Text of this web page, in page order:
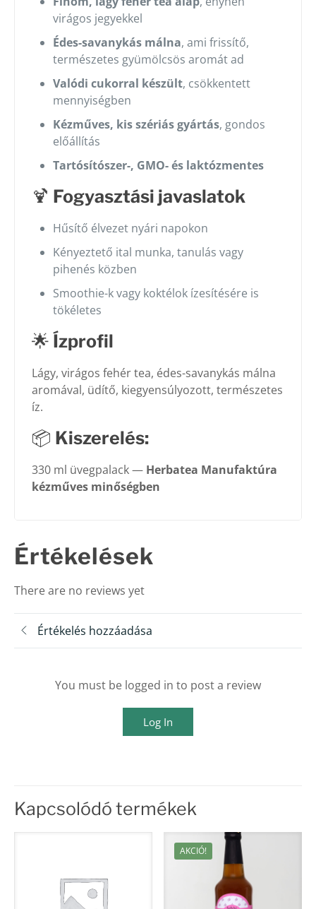
virágos jegyekkel
Édes-savanykás málna, ami frissítő,
természetes gyümölcsös aromát ad
Valódi cukorral készült, csökkentett
mennyiségben
Kézműves, kis szériás gyártás, gondos
előállítás
Tartósítószer-, GMO- és laktózmentes
🍹 Fogyasztási javaslatok
Hűsítő élvezet nyári napokon
Kényeztető ital munka, tanulás vagy
pihenés közben
Smoothie-k vagy koktélok ízesítésére is
tökéletes
🌟 Ízprofil
Lágy, virágos fehér tea, édes-savanykás málna
aromával, üdítő, kiegyensúlyozott, természetes
íz.
📦 Kiszerelés:
330 ml üvegpalack — Herbatea Manufaktúra
kézműves minőségben
Értékelések
There are no reviews yet
Értékelés hozzáadása
You must be logged in to post a review
Log In
Kapcsolódó termékek
AKCIÓ!